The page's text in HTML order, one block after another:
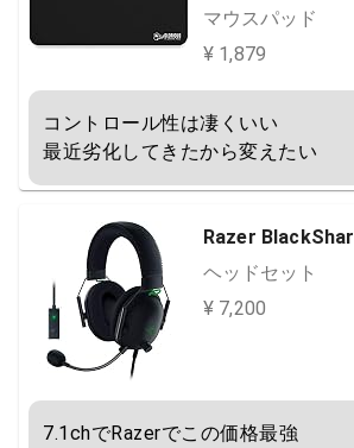
28x33cm 厚さ
ゲーミング
マウスパッド
¥ 1,879
コントロール性は凄くいい
最近劣化してきたから変えたい
Razer
ヘッドセット
¥ 7,200
7.1chでRazerでこの価格最強